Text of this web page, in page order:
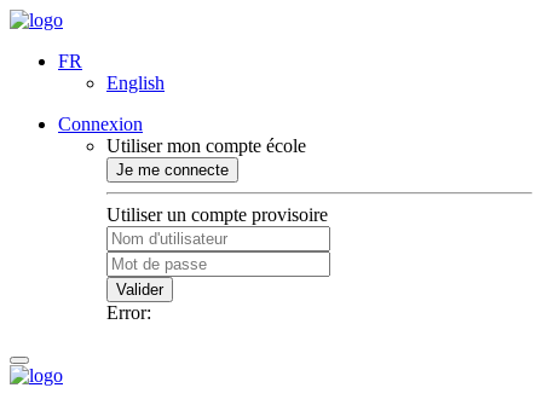
FR
English
Connexion
Utiliser mon compte école
Je me connecte
Utiliser un compte provisoire
Valider
Error: